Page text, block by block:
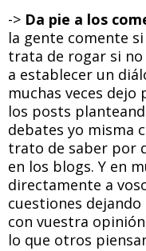
-> Da pie a los
la gente comente
trata de rogar si
a establecer un
muchas veces
los posts
debates yo misma
trato de saber por
en los blogs. Y en
directamente a
cuestiones
con vuestra
lo que otros